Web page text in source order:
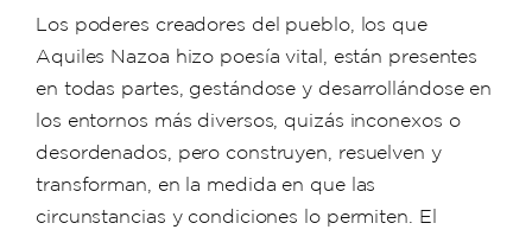
Los poderes creadores del pueblo, los que
Aquiles Nazoa hizo poesía vital, están presentes
en todas partes, gestándose y desarrollándose en
los entornos más diversos, quizás inconexos o
desordenados, pero construyen, resuelven y
transforman, en la medida en que las
circunstancias y condiciones lo permiten. El